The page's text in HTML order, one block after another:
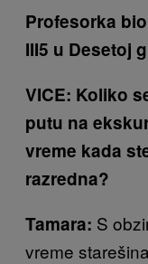
Profesorka
III5 u Desetoj
VICE: Koliko
putu na
vreme kada
razredna?
Tamara: S
vreme